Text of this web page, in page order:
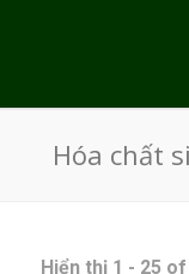
Hóa chất
Hiển thị 1 - 25 of